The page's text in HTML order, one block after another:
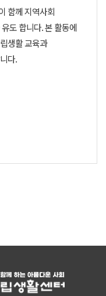
함께 지역사회
도 합니다. 본 활동에
생활 교육과
다.